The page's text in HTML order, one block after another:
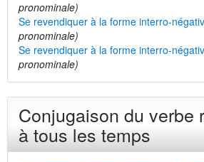
pronominale)
Se revendiquer à la forme interro-
pronominale)
Se revendiquer à la forme interro-
pronominale)
Conjugaison du verbe
à tous les temps